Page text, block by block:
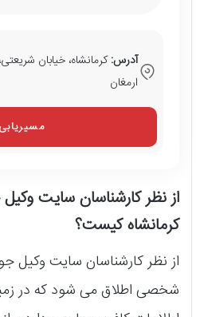
آدرس:کرمانشاه، خیابان
ارمغان
مسیریابی
از نظر کارشناسان سایت
کرمانشاه کیست؟
از نظر کارشناسان سایت وکیل
شخصی اطلاق می شود که در